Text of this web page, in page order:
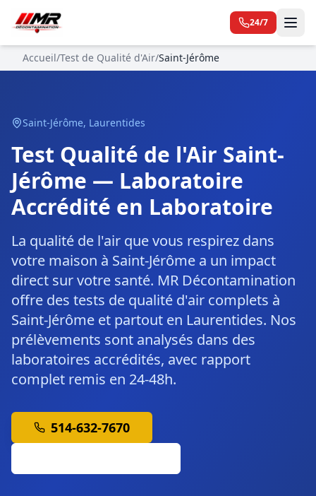
24/7
Accueil/Test de Qualité d'Air/Saint-Jérôme
Saint-Jérôme, Laurentides
Test Qualité de l'Air Saint-
Jérôme — Laboratoire
Accrédité en Laboratoire
La qualité de l'air que vous respirez dans
votre maison à Saint-Jérôme a un impact
direct sur votre santé. MR Décontamination
offre des tests de qualité d'air complets à
Saint-Jérôme et partout en Laurentides. Nos
prélèvements sont analysés dans des
laboratoires accrédités, avec rapport
complet remis en 24-48h.
514-632-7670